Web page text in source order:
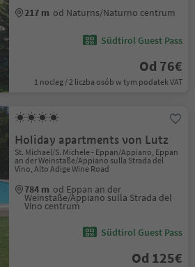
217 m od Naturns/Naturno centrum
Südtirol Guest Pass
Od 76€
1 nocleg / 2 liczba osób w tym podatek VAT
Holiday apartments von Lutz
St. Michael/S. Michele - Eppan/Appiano, Eppan
an der Weinstaße/Appiano sulla Strada del
Vino, Alto Adige Wine Road
784 m od Eppan an der
Weinstaße/Appiano sulla Strada del
Vino centrum
Südtirol Guest Pass
Od 125€